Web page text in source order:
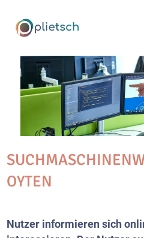
OYTEN
Nutzer informieren sich